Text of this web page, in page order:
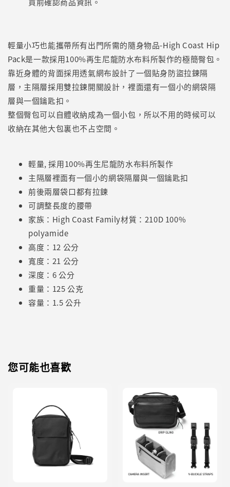
輕量小巧也能攜帶所有出門所需的隨身物品-High Coast Hip
Pack是一款採用100%再生尼龍防水布料所製作的極簡臀包。
靠近身體的背面採用透氣網布設計了一個貼身防盜拉鍊隔
層，主隔層採用雙拉鍊開關設計，裡面還有一個小的網袋隔
層與一個鑰匙扣。
整個臀包可以自體收納成為一個小包，所以不用的時候可以
收納在其他大包裏也不占空間。
輕量, 採用100%再生尼龍防水布料所製作
主隔層裡面有一個小的網袋隔層與一個鑰匙扣
前後兩層袋口都有拉鍊
可調整長度的腰帶
家族：High Coast Family材質：210D 100%
polyamide
高度：12 公分
寬度：21 公分
深度：6 公分
重量：125 公克
容量：1.5 公升
您可能也喜歡